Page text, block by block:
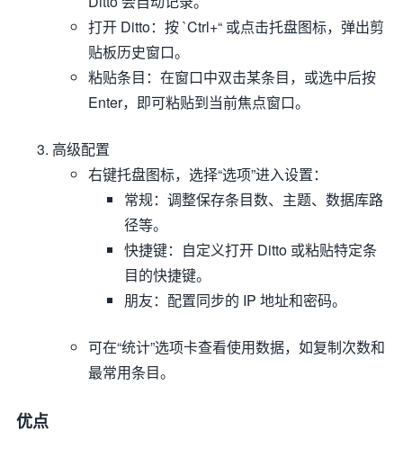
打开 Ditto：按 `Ctrl+“ 或点击托盘图标，弹出剪
贴板历史窗口。
粘贴条目：在窗口中双击某条目，或选中后按
Enter，即可粘贴到当前焦点窗口。
高级配置
右键托盘图标，选择“选项”进入设置：
常规：调整保存条目数、主题、数据库路
径等。
快捷键：自定义打开 Ditto 或粘贴特定条
目的快捷键。
朋友：配置同步的 IP 地址和密码。
可在“统计”选项卡查看使用数据，如复制次数和
最常用条目。
优点